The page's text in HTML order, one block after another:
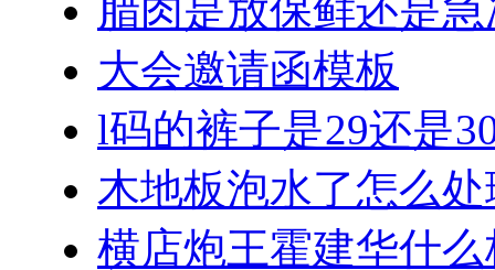
腊肉是放保鲜还是急
大会邀请函模板
l码的裤子是29还是
木地板泡水了怎么处
横店炮王霍建华什么